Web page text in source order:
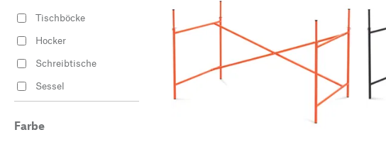
Tischböcke
Hocker
Schreibtische
Sessel
Farbe